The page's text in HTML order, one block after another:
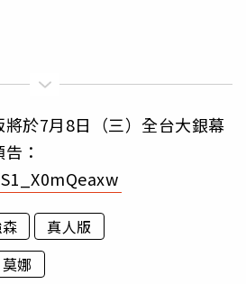
將於7月8日（三）全台大銀幕
：
真人版
莫娜